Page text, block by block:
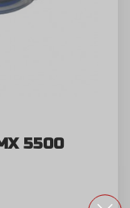
5500